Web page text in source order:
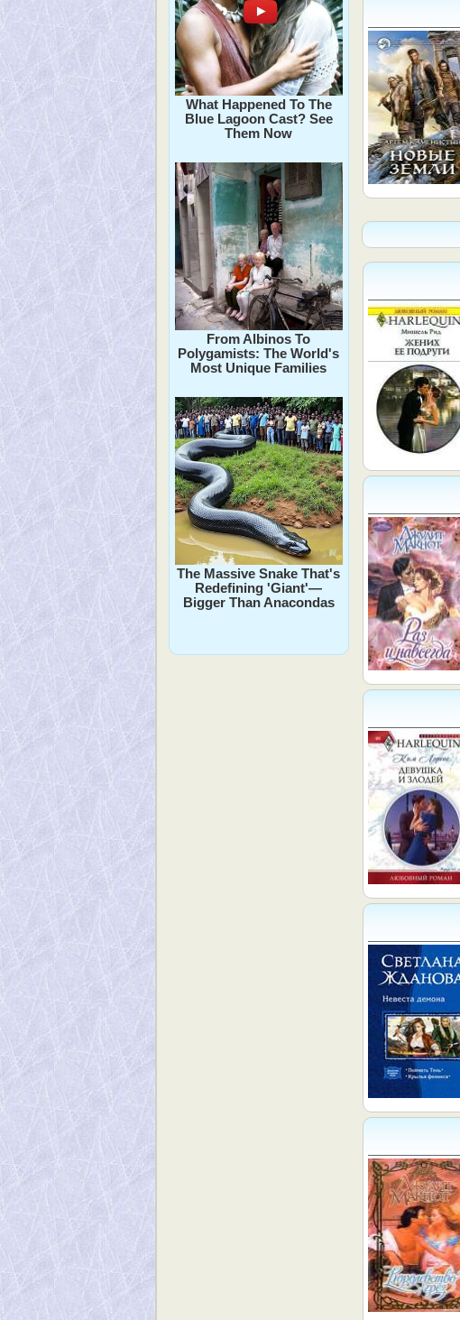
What Happened To The
Blue Lagoon Cast? See
Them Now
From Albinos To
Polygamists: The World's
Most Unique Families
The Massive Snake That's
Redefining 'Giant'—
Bigger Than Anacondas